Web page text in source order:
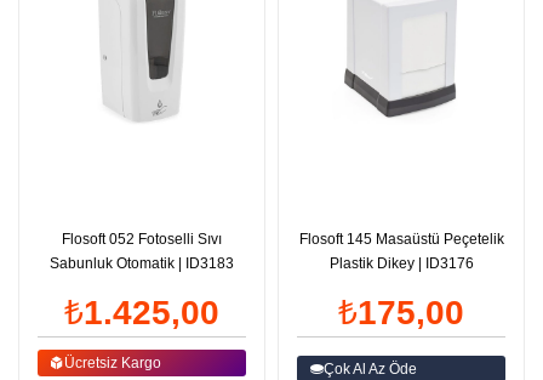
Flosoft 052 Fotoselli Sıvı
Sabunluk Otomatik | ID3183
₺1.425,00
Ücretsiz Kargo
Flosoft 145 Masaüstü Peçetelik
Plastik Dikey | ID3176
₺175,00
Çok Al Az Öde